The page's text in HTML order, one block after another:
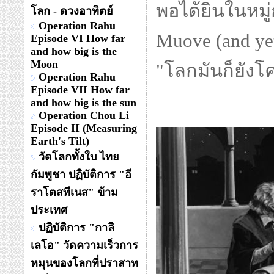
โลก - ดวงอาทิตย์
Operation Rahu
Episode VI How far
and how big is the
Moon
Operation Rahu
Episode VII How far
and how big is the sun
Operation Chou Li
Episode II (Measuring
Earth's Tilt)
วัดโลกทั้งใบ ไทย
กัมพูชา ปฏิบัติการ "อี
ราโตสทีเนส" ข้าม
ประเทศ
ปฏิบัติการ "กาลิ
เลโอ" วัดความเร็วการ
หมุนของโลกที่ปราสาท
พอได้ยินในหมู่
Muove (and
"โลกมันก็ยังโ